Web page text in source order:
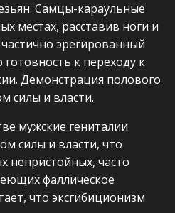
Самцы-караульные
местах, расставив ноги и
эрегированный
к переходу к
Демонстрация полового
силы и власти.
мужские гениталии
силы и власти, что
непристойных, часто
фал­лическое
что эксгибиционизм